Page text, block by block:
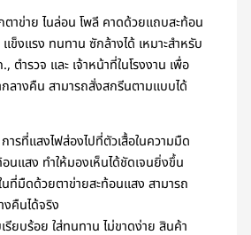
ตาข่าย ไนล่อน โพลี คาดด้วยแถบสะท้อน
ข็งแรง ทนทาน ซักล้างได้ เหมาะสำหรับ
ตำรวจ และ เจ้าหน้าที่ในโรงงาน เพื่อ
ลางคืน สามารถสั่งสกรีนตามแบบได้
ารที่แสงไฟส่องไปที่ตัวเสื้อในความมืด
นแสง ทำให้มองเห็นได้ชัดเจนยิ่งขึ้น
ที่มืดด้วยตาข่ายสะท้อนแสง สามารถ
งคืนได้จริง
ยบร้อย ใส่ทนทาน ไม่ขาดง่าย สินค้า